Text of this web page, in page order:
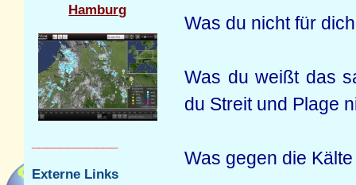
Hamburg
Externe Links
Was du nicht für
Was du weißt das
du Streit und Plage
Was gegen die